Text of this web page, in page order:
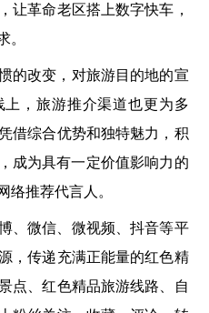
让革命老区搭上数字快车，
。
的改变，对旅游目的地的宣
，旅游推介渠道也更为多
借综合优势和独特魅力，积
成为具有一定价值影响力的
络推荐代言人。
、微信、微视频、抖音等平
，传递充满正能量的红色精
点、红色精品旅游线路、自